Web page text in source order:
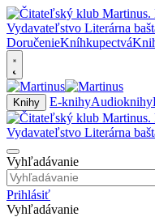
DoručenieKníhkupectvá
Knihy E-knihyAudioknihy
Vyhľadávanie
Prihlásiť
Vyhľadávanie